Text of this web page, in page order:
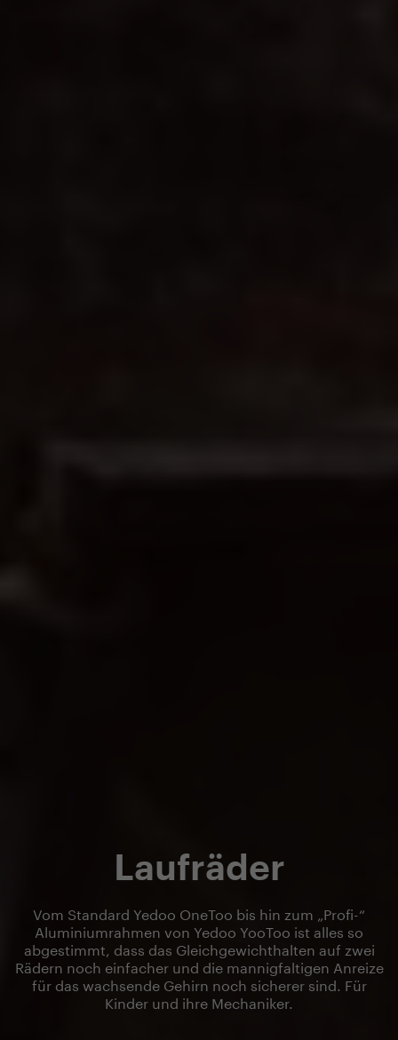
Laufräder
Vom Standard Yedoo OneToo bis hin zum „Profi-“
Aluminiumrahmen von Yedoo YooToo ist alles so
abgestimmt, dass das Gleichgewichthalten auf zwei
Rädern noch einfacher und die mannigfaltigen Anreize
für das wachsende Gehirn noch sicherer sind. Für
Kinder und ihre Mechaniker.